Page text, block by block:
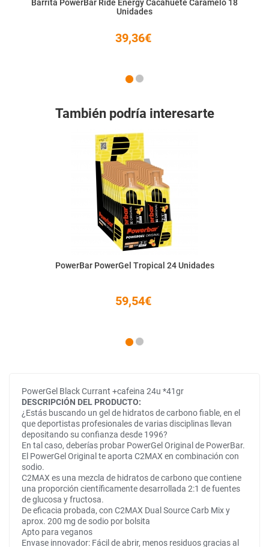
Barrita PowerBar Ride Energy Cacahuete Caramelo 18
Unidades
39,36€
También podría interesarte
PowerBar PowerGel Tropical 24 Unidades
59,54€
PowerGel Black Currant +cafeina 24u *41gr
DESCRIPCIÓN DEL PRODUCTO:
¿Estás buscando un gel de hidratos de carbono fiable, en el
que deportistas profesionales de varias disciplinas llevan
depositando su confianza desde 1996?
En tal caso, deberías probar PowerGel Original de PowerBar.
El PowerGel Original te aporta C2MAX en combinación con
sodio.
C2MAX es una mezcla de hidratos de carbono que contiene
una proporción científicamente desarrollada 2:1 de fuentes
de glucosa y fructosa.
De eficacia probada, con C2MAX Dual Source Carb Mix y
aprox. 200 mg de sodio por bolsita
Apto para veganos
Envase innovador: Fácil de abrir, menos residuos gracias al